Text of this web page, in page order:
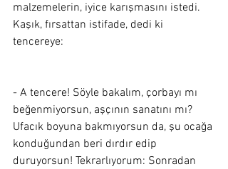
malzemelerin, iyice karışmasını istedi.
Kaşık, fırsattan istifade, dedi ki
tencereye:
- A tencere! Söyle bakalım, çorbayı mı
beğenmiyorsun, aşçının sanatını mı?
Ufacık boyuna bakmıyorsun da, şu ocağa
konduğundan beri dırdır edip
duruyorsun! Tekrarlıyorum: Sonradan